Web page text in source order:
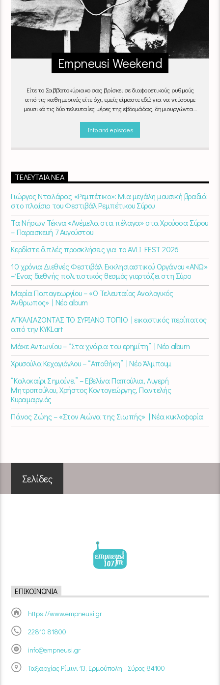
Empneusi Weekend
Είτε το Σαββατοκύριακο σας βρίσκει σε διαφορετικούς ρυθμούς
από τις καθημερινές είτε όχι, εμείς είμαστε εδώ για να ντύσουμε
μουσικά τις δύο τελευταίες μέρες της εβδομάδας, δημιουργώντας
Info and episodes
ΤΕΛΕΥΤΑΊΑ ΝΈΑ
Γιώργος Νταλάρας «Ρεμπέτικο»: Μια μεγάλη μουσική βραδιά
στο πλαίσιο του Φεστιβάλ Ρεμπέτικου Σύρου
Τα Νήσων Τέκνα «Ανέμελα στα πέλαγα» στα Χρούσσα Σύρου
– Παρασκευή 7 Αυγούστου
Κερδίστε διπλές προσκλήσεις για το AVLI FEST 2026
10 χρόνια Διεθνές Φεστιβάλ Εκκλησιαστικού Οργάνου «ΑΝΩ»
– Ένας διεθνής πολιτιστικός θεσμός γιορτάζει στη Σύρο​
Μαρία Παπαγεωργίου – «Ο Τελευταίος Αναλογικός
Άνθρωπος» | Νέο album
ΑΓΚΑΛΙΑΖΟΝΤΑΣ ΤΟ ΣΥΡΙΑΝΟ ΤΟΠΙΟ | εικαστικός περίπατος
από την KYKLart
Μάκε Αντωνίου – “Στα χνάρια του ερημίτη” | Νέο album
Χρυσούλα Κεχαγιόγλου – “Αποθήκη” | Νέο Άλμπουμ
“Καλοκαίρι Σημαίνει” – Εβελίνα Παπούλια, Λυγερή
Μητροπούλου, Χρήστος Κοντογεώργης, Παντελής
Κυραμαργιός
Πάνος Ζώης – «Στον Αιώνα της Σιωπής» | Νέα κυκλοφορία
Σελίδες
ΕΠΙΚΟΙΝΩΝΊΑ
https://www.empneusi.gr
22810 81800
info@empneusi.gr
Ταξιαρχίας Ρίμινι 13, Ερμούπολη - Σύρος 84100